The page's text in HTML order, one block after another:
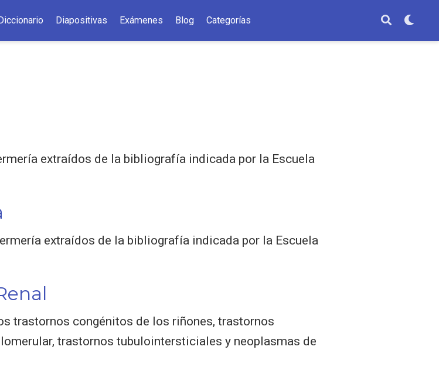
Diapositivas Exámenes Blog Categorías
extraídos de la bibliografía indicada por la Escuela
extraídos de la bibliografía indicada por la Escuela
trastornos congénitos de los riñones, trastornos
trastornos tubulointersticiales y neoplasmas de